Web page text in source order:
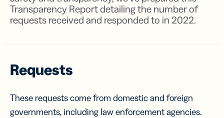
Transparency Report detailing the number of
requests received and responded to in 2022.
Requests
These requests come from domestic and foreign
governments, including law enforcement agencies.